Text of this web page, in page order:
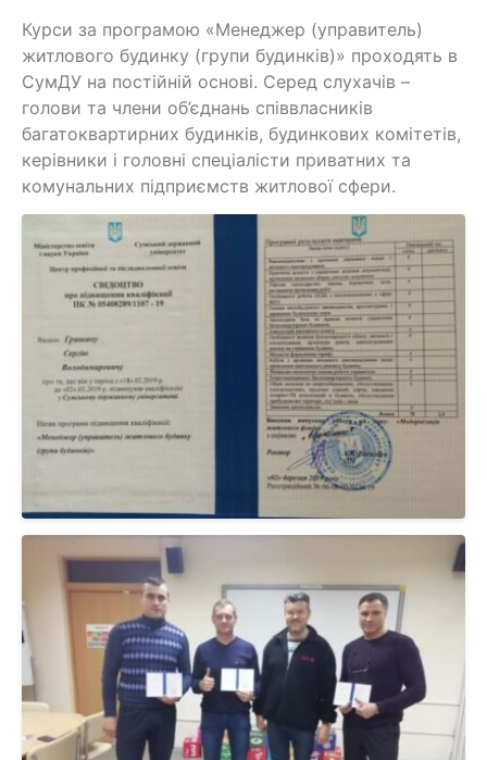
Курси за програмою «Менеджер (управитель)
житлового будинку (групи будинків)» проходять в
СумДУ на постійній основі. Серед слухачів –
голови та члени об’єднань співвласників
багатоквартирних будинків, будинкових комітетів,
керівники і головні спеціалісти приватних та
комунальних підприємств житлової сфери.